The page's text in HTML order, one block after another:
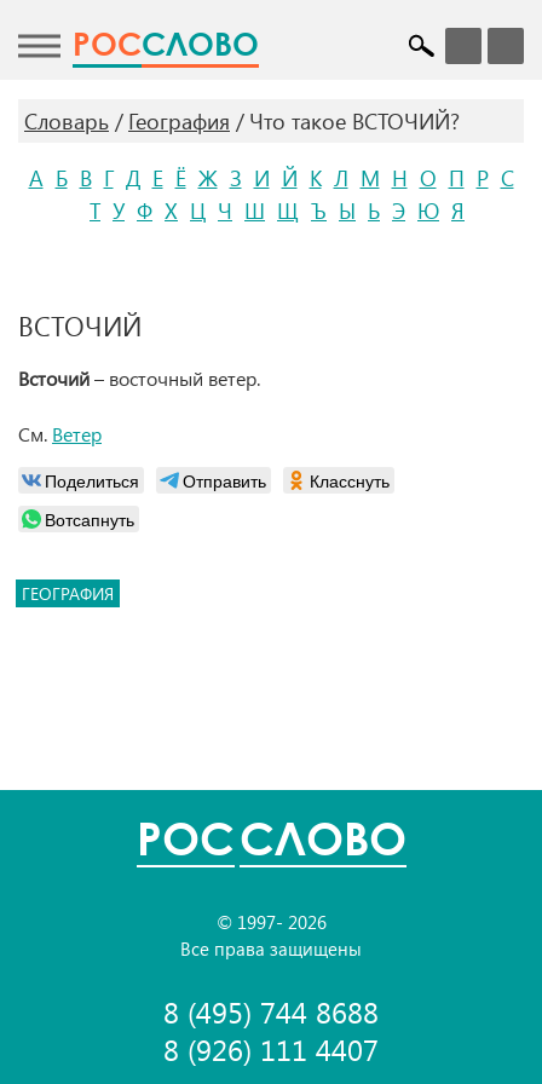
POCСЛОВО
Словарь География
Что такое ВСТОЧИЙ?
А Б В Г Д Е Ё Ж З И Й К Л М Н О П Р С
Т У Ф Х Ц Ч Ш Щ Ъ Ы Ь Э Ю Я
ВСТОЧИЙ
Всточий– восточный ветер.
См. Ветер
Поделиться Отправить
Класснуть
Вотсапнуть
ГЕОГРАФИЯ
POCСЛОВО
© 1997- 2026
Все права защищены
8 (495) 744 8688
8 (926) 111 4407